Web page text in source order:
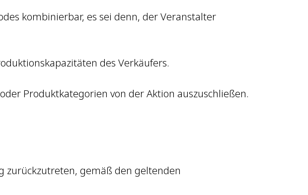
kombinierbar, es sei denn, der Veranstalter
des Verkäufers.
Produktkategorien von der Aktion auszuschließen.
zurückzutreten, gemäß den geltenden